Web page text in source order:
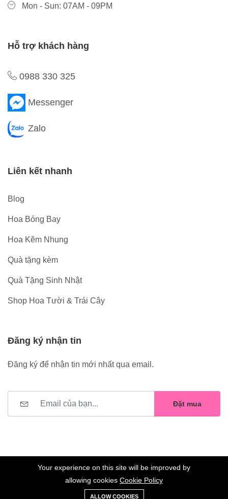
Mon - Sun: 07AM - 09PM
Hỗ trợ khách hàng
0988 330 325
Messenger
Zalo
Liên kết nhanh
Blog
Hoa Bóng Bay
Hoa Kẽm Nhung
Quà tặng kèm
Quà Tặng Sinh Nhật
Shop Hoa Tười & Trái Cây
Đăng ký nhận tin
Đăng ký để nhận tin mới nhất qua email.
Đặt mua
©2023 Hoa Nelly . All Rights Reserved.
0
Xe
Danh sách
Your experience on this site will be improved by
allowing cookies Cookie Policy
ALLOW COOKIES